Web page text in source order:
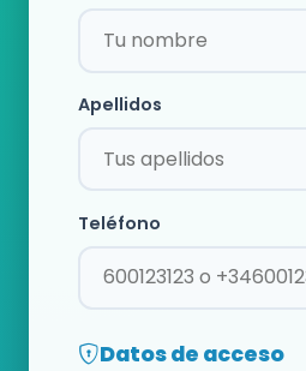
Apellidos
Teléfono
Datos de acceso